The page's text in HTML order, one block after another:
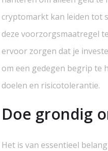
cryptomarkt kan leiden tot
deze voorzorgsmaatregel
ervoor zorgen dat je
om een gedegen begrip te
doelen en risicotolerantie.
Doe grondig
Het is van essentieel